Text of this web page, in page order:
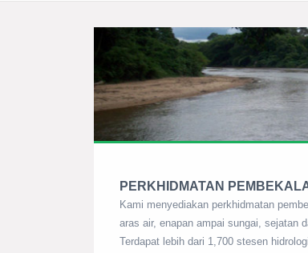
PERKHIDMATAN
Kami menyediakan perkhidmatan
aras air, enapan ampai sungai, sejatan
Terdapat lebih dari 1,700 stesen